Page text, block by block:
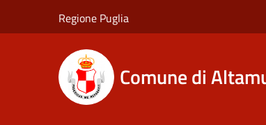
Regione Puglia
Comune di